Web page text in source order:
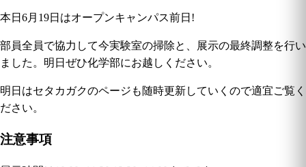
本日6月19日はオープンキャンパス前日!
部員全員で協力して今実験室の掃除と、展示の最終調整を行い
ました。明日ぜひ化学部にお越しください。
明日はセタカガクのページも随時更新していくので適宜ご覧く
ださい。
注意事項